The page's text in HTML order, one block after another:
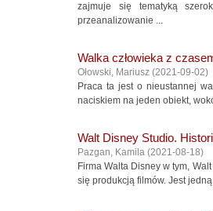
zajmuje się tematyką
przeanalizowanie ...
Walka człowieka z
Ołowski, Mariusz (2021-09-02)
Praca ta jest o nieustannej
naciskiem na jeden obiekt,
Walt Disney Studio.
Pazgan, Kamila (2021-08-18)
Firma Walta Disney w tym,
się produkcją filmów. Jest